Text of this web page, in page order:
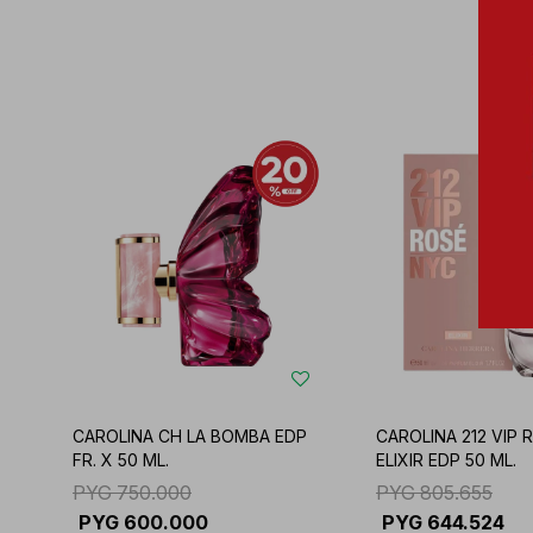
CAROLINA CH LA BOMBA EDP
FR. X 50 ML.
PYG 750.000
PYG 600.000
CAROLINA 212 VIP
ELIXIR EDP 50 ML.
PYG 805.655
PYG 644.524